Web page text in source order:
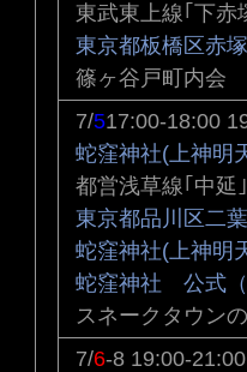
東武東上線｢下赤
東京都板橋区赤
篠ヶ谷戸町内会
7/517:00-18:00
蛇窪神社(上神明
都営浅草線｢中延
東京都品川区二
蛇窪神社(上神明
蛇窪神社 公式（
スネークタウン
7/6-8 19:00-21:00